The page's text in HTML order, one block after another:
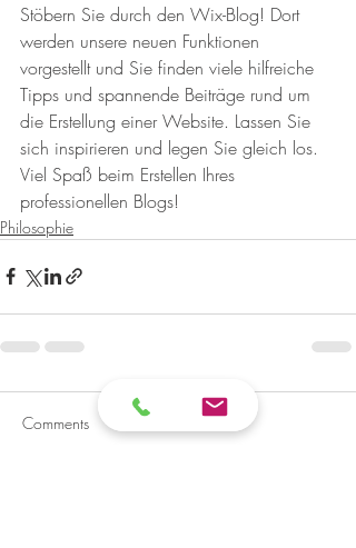
Stöbern Sie durch den Wix-Blog! Dort
werden unsere neuen Funktionen
vorgestellt und Sie finden viele hilfreiche
Tipps und spannende Beiträge rund um
die Erstellung einer Website. Lassen Sie
sich inspirieren und legen Sie gleich los.
Viel Spaß beim Erstellen Ihres
professionellen Blogs!
Philosophie
Comments